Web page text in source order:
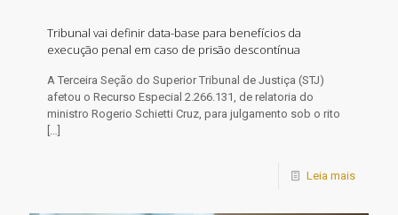
Tribunal vai definir data-base para benefícios da
execução penal em caso de prisão descontínua
​A Terceira Seção do Superior Tribunal de Justiça (STJ)
afetou o Recurso Especial 2.266.131, de relatoria do
ministro Rogerio Schietti Cruz, para julgamento sob o rito
[…]
Leia mais